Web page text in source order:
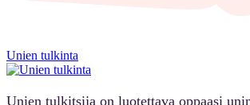
Unien tulkinta
Unien tulkitsija on luotettava oppaasi